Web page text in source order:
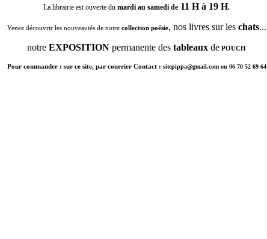
La librairie est ouverte du mardi au samedi de 11 H à 19 H.
Venez découvrir les nouveautés de notrecollection poésie, nos livres sur les chats...
notre EXPOSITION permanente des tableaux de POUCH
Pour commander : sur ce site, par courrier Contact : sitepippa@gmail.com ou 06 70 52 69 64